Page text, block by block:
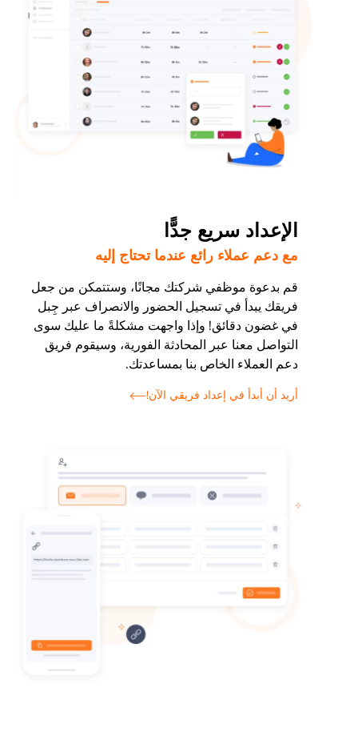
الإعداد سريع جدًّا
مع دعم عملاء رائع عندما تحتاج إليه
قم بدعوة موظفي شركتك مجانًا، وستتمكن من جعل
فريقك يبدأ في تسجيل الحضور والانصراف عبر جِبل
في غضون دقائق! وإذا واجهت مشكلةً ما عليك سوى
التواصل معنا عبر المحادثة الفورية، وسيقوم فريق
دعم العملاء الخاص بنا بمساعدتك.
أريد أن أبدأ في إعداد فريقي الآن!